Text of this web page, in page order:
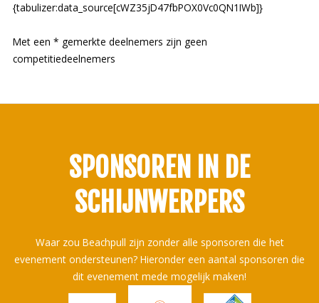
{tabulizer:data_source[cWZ35jD47fbPOX0Vc0QN1IWb]}
Met een * gemerkte deelnemers zijn geen
competitiedeelnemers
SPONSOREN
IN DE
SCHIJNWERPERS
Waar zou Beachpull zijn zonder alle sponsoren die het
evenement ondersteunen? Hieronder een aantal sponsoren die
dit evenement mede mogelijk maken!